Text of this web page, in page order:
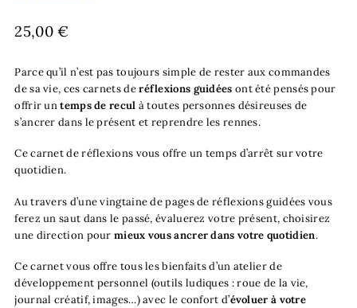
25,00€
Parce qu’il n’est pas toujours simple de rester aux commandes
de sa vie, ces carnets deréflexions guidées ont été pensés pour
offrir untemps de recul à toutes personnes désireuses de
s’ancrer dans le présent et reprendre les rennes.
Ce carnet de réflexions vous offre un temps d’arrêt sur votre
quotidien.
Au travers d’une vingtaine de pages de réflexions guidées vous
ferez un saut dans le passé, évaluerez votre présent, choisirez
une direction pourmieux vous ancrer dans votre quotidien.
Ce carnet vous offre tous les bienfaits d’un atelier de
développement personnel (outils ludiques : roue de la vie,
journal créatif, images…) avec le confort d’évoluer à votre